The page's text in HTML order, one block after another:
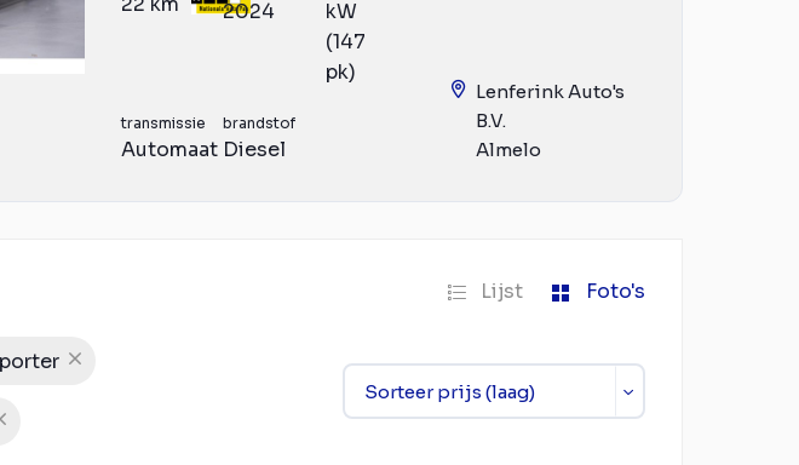
2024
kW
(147
pk)
transmissie
Automaat
brandstof
Diesel
Lenferink Auto's
B.V.
Almelo
Lijst Foto's